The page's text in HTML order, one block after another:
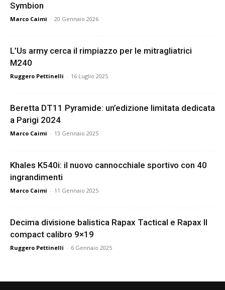
Symbion
Marco Caimi - 20 Gennaio 2026
L’Us army cerca il rimpiazzo per le mitragliatrici
M240
Ruggero Pettinelli - 16 Luglio 2025
Beretta DT11 Pyramide: un’edizione limitata dedicata
a Parigi 2024
Marco Caimi - 13 Gennaio 2025
Khales K540i: il nuovo cannocchiale sportivo con 40
ingrandimenti
Marco Caimi - 11 Gennaio 2025
Decima divisione balistica Rapax Tactical e Rapax II
compact calibro 9×19
Ruggero Pettinelli - 6 Gennaio 2025